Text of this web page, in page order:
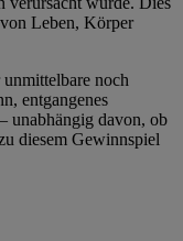
Leben, Körper
noch
entgangenes
unabhängig davon, ob
diesem Gewinnspiel